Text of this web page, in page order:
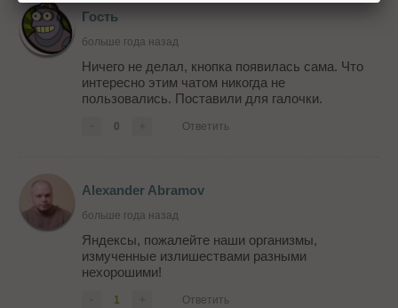
Гость
больше года назад
Ничего не делал, кнопка появилась сама. Что
интересно этим чатом никогда не
пользовались. Поставили для галочки.
0 Ответить
Alexander Abramov
больше года назад
Яндексы, пожалейте наши организмы,
измученные излишествами разными
нехорошими!
1 Ответить